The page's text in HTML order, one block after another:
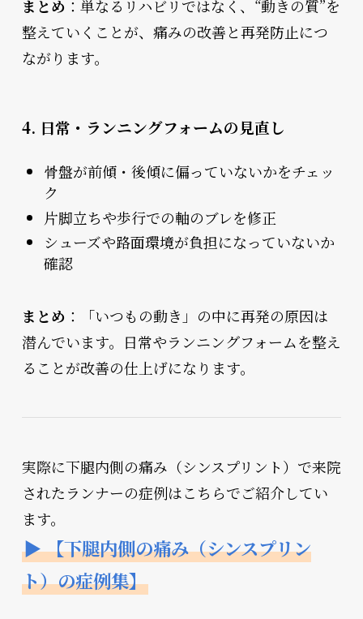
まとめ ：単なるリハビリではなく、“動きの質”を
整えていくことが、痛みの改善と再発防止につ
ながります。
4. 日常・ランニングフォームの見直し
骨盤が前傾・後傾に偏っていないかをチェッ
ク
片脚立ちや歩行での軸のブレを修正
シューズや路面環境が負担になっていないか
確認
まとめ ：「いつもの動き」の中に再発の原因は
潜んでいます。日常やランニングフォームを整え
ることが改善の仕上げになります。
実際に下腿内側の痛み（シンスプリント）で来院
されたランナーの症例はこちらでご紹介してい
ます。
▶【下腿内側の痛み（シンスプリン
ト）の症例集】